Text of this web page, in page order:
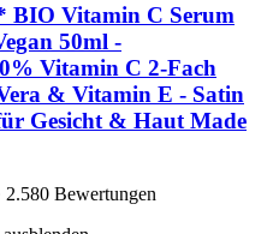
BIO Vitamin C Serum
50ml -
Vitamin C 2-Fach
& Vitamin E - Satin
Gesicht & Haut Made
2.580 Bewertungen